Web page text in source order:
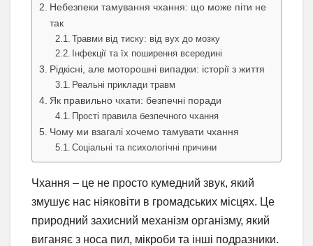
Небезпеки тамування чхання: що може піти не
так
Травми від тиску: від вух до мозку
Інфекції та їх поширення всередині
Рідкісні, але моторошні випадки: історії з життя
Реальні приклади травм
Як правильно чхати: безпечні поради
Прості правила безпечного чхання
Чому ми взагалі хочемо тамувати чхання
Соціальні та психологічні причини
Чхання – це не просто кумедний звук, який
змушує нас ніяковіти в громадських місцях. Це
природний захисний механізм організму, який
виганяє з носа пил, мікроби та інші подразники.